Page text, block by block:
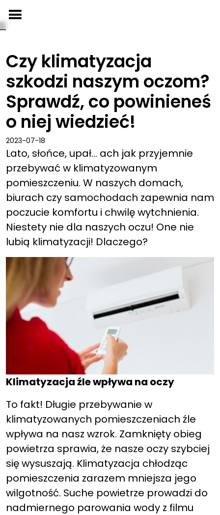
do
treści
Czy klimatyzacja
szkodzi naszym oczom?
Sprawdź, co powinieneś
o niej wiedzieć!
2023-07-18
Lato, słońce, upał… ach jak przyjemnie
przebywać w klimatyzowanym
pomieszczeniu. W naszych domach,
biurach czy samochodach zapewnia nam
poczucie komfortu i chwilę wytchnienia.
Niestety nie dla naszych oczu! One nie
lubią klimatyzacji! Dlaczego?
Klimatyzacja źle wpływa na oczy
To fakt! Długie przebywanie w
klimatyzowanych pomieszczeniach źle
wpływa na nasz wzrok. Zamknięty obieg
powietrza sprawia, że nasze oczy szybciej
się wysuszają. Klimatyzacja chłodząc
pomieszczenia zarazem mniejsza jego
wilgotność. Suche powietrze prowadzi do
nadmiernego parowania wody z filmu